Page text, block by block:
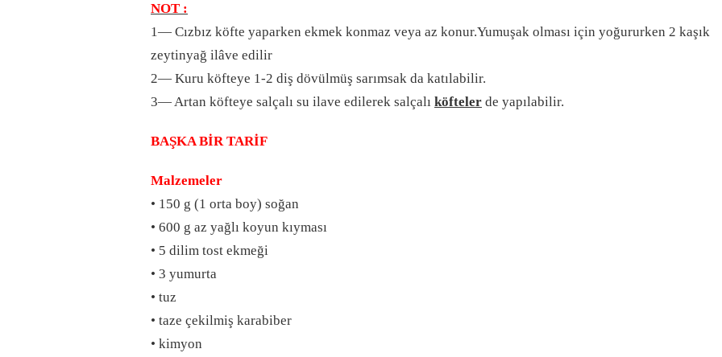
NOT :
1— Cızbız köfte yaparken ekmek konmaz veya az konur.Yumuşak olması için yoğururken 2 kaşık
zeytinyağ ilâve edilir
2— Kuru köfteye 1-2 diş dövülmüş sarımsak da katılabilir.
3— Artan köfteye salçalı su ilave edilerek salçalı köfteler de yapılabilir.
BAŞKA BİR TARİF
Malzemeler
• 150 g (1 orta boy) soğan
• 600 g az yağlı koyun kıyması
• 5 dilim tost ekmeği
• 3 yumurta
• tuz
• taze çekilmiş karabiber
• kimyon